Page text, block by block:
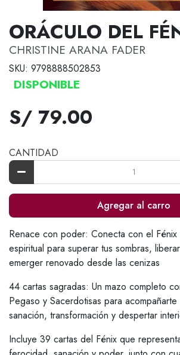
ORÁCULO DEL
CHRISTINE ARANA FADER
SKU: 9798888502853
DISPONIBLE
S/ 79.00
CANTIDAD
Agregar al carro
Renace con poder: Conecta con el
espiritual para superar tus sombras,
emerger renovado desde las cenizas
44 cartas sagradas: Un mazo completo
Pegaso y Sacerdotisas para
sanación, transformación y despertar
Incluye 39 cartas del Fénix que